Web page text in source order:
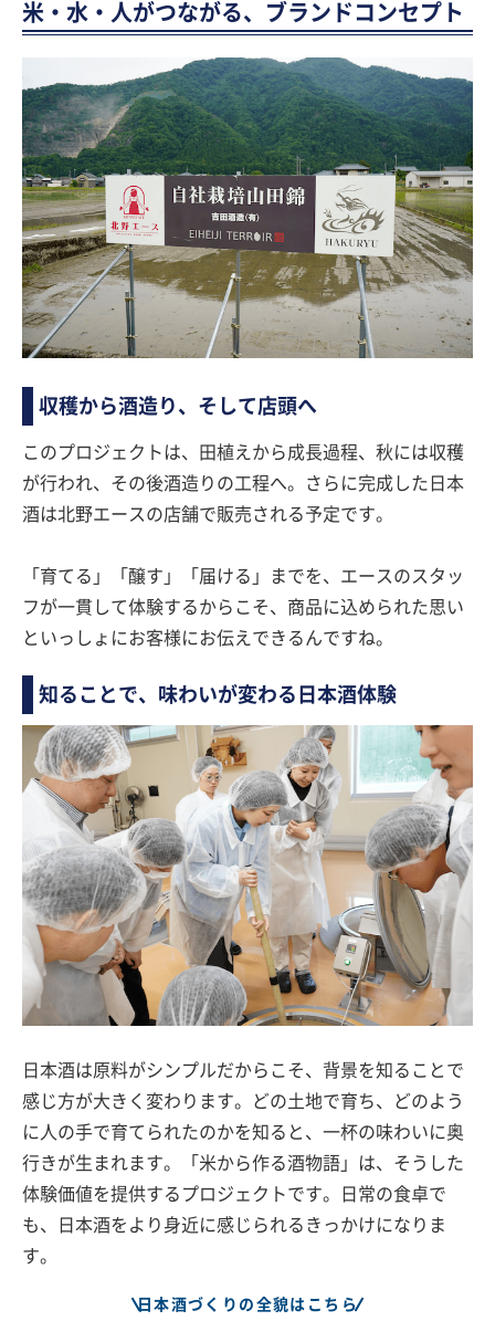
米・水・人がつながる、ブランドコンセプト
収穫から酒造り、そして店頭へ
このプロジェクトは、田植えから成長過程、秋には収穫
が行われ、その後酒造りの工程へ。さらに完成した日本
酒は北野エースの店舗で販売される予定です。
「育てる」「醸す」「届ける」までを、エースのスタッ
フが一貫して体験するからこそ、商品に込められた思い
といっしょにお客様にお伝えできるんですね。
知ることで、味わいが変わる日本酒体験
日本酒は原料がシンプルだからこそ、背景を知ることで
感じ方が大きく変わります。どの土地で育ち、どのよう
に人の手で育てられたのかを知ると、一杯の味わいに奥
行きが生まれます。「米から作る酒物語」は、そうした
体験価値を提供するプロジェクトです。日常の食卓で
も、日本酒をより身近に感じられるきっかけになりま
す。
日本酒づくりの全貌はこちら